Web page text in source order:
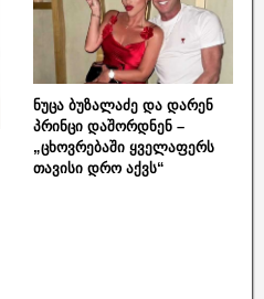
ნუცა ბუზალაძე და დარენ
პრინცი დაშორდნენ –
„ცხოვრებაში ყველაფერს
თავისი დრო აქვს“